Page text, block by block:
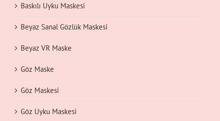
Baskılı Uyku Maskesi
Beyaz Sanal Gözlük Maskesi
Beyaz VR Maske
Göz Maske
Göz Maskesi
Göz Uyku Maskesi